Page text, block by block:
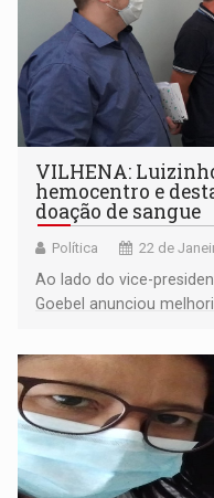
VILHENA:
hemocentro e
doação de sangue
Política 22 de
Ao lado do vice-
Goebel anunciou